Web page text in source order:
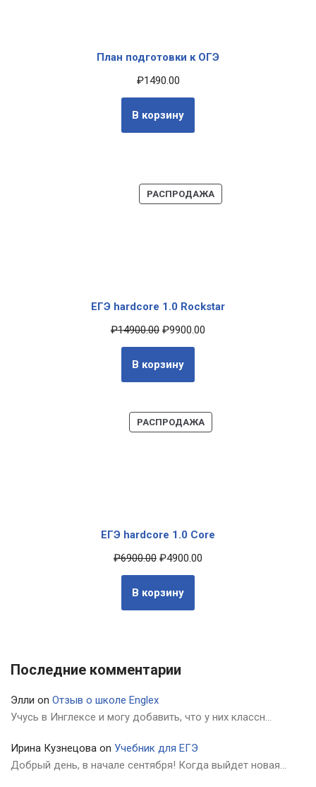
План подготовки к ОГЭ
₽1490.00
В корзину
РАСПРОДАЖА
ЕГЭ hardcore 1.0 Rockstar
₽14900.00 ₽9900.00
В корзину
РАСПРОДАЖА
ЕГЭ hardcore 1.0 Core
₽6900.00 ₽4900.00
В корзину
Последние комментарии
Элли on Отзыв о школе Englex
Учусь в Инглексе и могу добавить, что у них классн…
Ирина Кузнецова on Учебник для ЕГЭ
Добрый день, в начале сентября! Когда выйдет новая…